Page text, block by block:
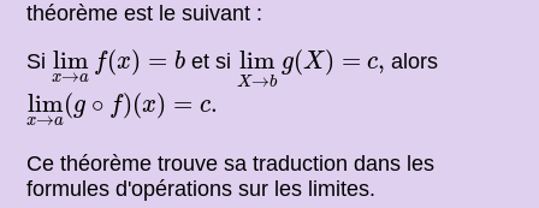
théorème est le suivant :
Si lim
x→a
f(x) = b
lim → a )= b
et si lim
X→b
g(X) = c,
lim →bg ,
alors
lim
x→a
(g ∘ f)(x) = c.
lim x (g∘ f)
Ce théorème trouve sa traduction dans les
formules d'opérations sur les limites.